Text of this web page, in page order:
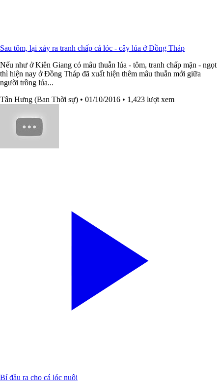
Sau tôm, lại xảy ra tranh chấp cá lóc - cây lúa ở Đồng Tháp
Nếu như ở Kiên Giang có mâu thuẫn lúa - tôm, tranh chấp mặn - ngọt
thì hiện nay ở Đồng Tháp đã xuất hiện thêm mâu thuẫn mới giữa
người trồng lúa...
Tân Hưng (Ban Thời sự) • 01/10/2016 • 1,423 lượt xem
Bí đầu ra cho cá lóc nuôi